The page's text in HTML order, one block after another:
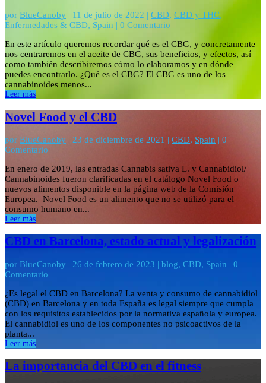
por BlueCanoby | 11 de julio de 2022 | CBD, CBD y THC,
Enfermedades & CBD, Spain | 0 Comentario
En este artículo queremos recordar qué es el CBG, y concretamente
nos centraremos en el aceite de CBG, sus beneficios, y efectos, así
como también describiremos cómo lo elaboramos y en dónde
puedes encontrarlo. ¿Qué es el CBG? El CBG es uno de los
cannabinoides menos...
Leer más
Novel Food y el CBD
por BlueCanoby | 23 de diciembre de 2021 | CBD, Spain | 0
Comentario
En enero de 2019, las entradas Cannabis sativa L. y Cannabidiol/
Cannabinoides fueron clarificadas en el catálogo Novel Food o
nuevos alimentos disponible en la página web de la Comisión
Europea. Novel Food es un alimento que no se utilizó para el
consumo humano en...
Leer más
CBD en Barcelona, estado actual y legalización
por BlueCanoby | 26 de febrero de 2023 | blog, CBD, Spain | 0
Comentario
¿Es legal el CBD en Barcelona? La venta y consumo de cannabidiol
(CBD) en Barcelona y en toda España es legal siempre que cumpla
con los requisitos establecidos por la normativa española y europea.
El cannabidiol es uno de los componentes no psicoactivos de la
planta...
Leer más
La importancia del CBD en el fitness